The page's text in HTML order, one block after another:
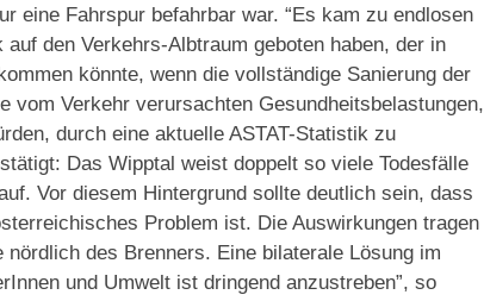
eine Fahrspur befahrbar war. “Es kam zu endlosen
den Verkehrs-Albtraum geboten haben, der in
könnte, wenn die vollständige Sanierung der
vom Verkehr verursachten Gesundheitsbelastungen,
durch eine aktuelle ASTAT-Statistik zu
Das Wipptal weist doppelt so viele Todesfälle
Vor diesem Hintergrund sollte deutlich sein, dass
Problem ist. Die Auswirkungen tragen
des Brenners. Eine bilaterale Lösung im
und Umwelt ist dringend anzustreben”, so